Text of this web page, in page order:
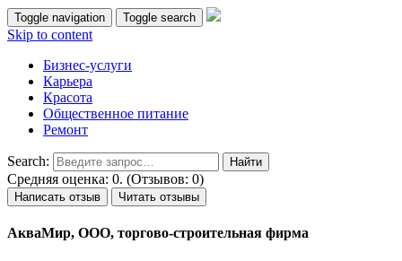
Toggle navigation Toggle search
Skip to content
Бизнес-услуги
Карьера
Красота
Общественное питание
Ремонт
Search:
Средняя оценка: 0. (Отзывов: 0)
Написать отзыв Читать отзывы
АкваМир, ООО, торгово-строительная фирма